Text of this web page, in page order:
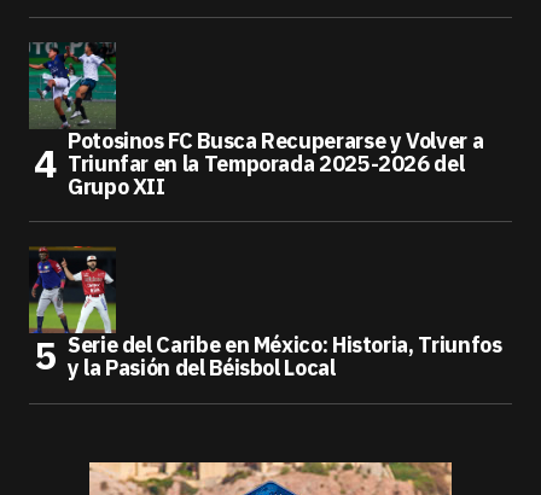
Potosinos FC Busca Recuperarse y Volver a
Triunfar en la Temporada 2025-2026 del
Grupo XII
Serie del Caribe en México: Historia, Triunfos
y la Pasión del Béisbol Local